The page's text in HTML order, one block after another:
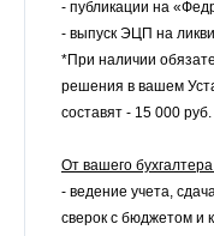
- публикации на
- выпуск ЭЦП на
*При наличии
решения в вашем
составят - 15 000 руб.
От вашего
- ведение учета,
сверок с бюджетом и